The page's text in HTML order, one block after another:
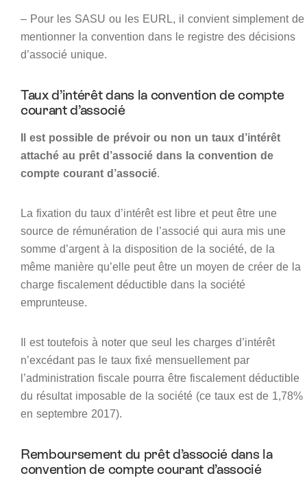
– Pour les SASU ou les EURL, il convient simplement de
mentionner la convention dans le registre des décisions
d’associé unique.
Taux d’intérêt dans la convention de compte
courant d’associé
Il est possible de prévoir ou non un taux d’intérêt
attaché au prêt d’associé dans la convention de
compte courant d’associé.
La fixation du taux d’intérêt est libre et peut être une
source de rémunération de l’associé qui aura mis une
somme d’argent à la disposition de la société, de la
même manière qu’elle peut être un moyen de créer de la
charge fiscalement déductible dans la société
emprunteuse.
Il est toutefois à noter que seul les charges d’intérêt
n’excédant pas le taux fixé mensuellement par
l’administration fiscale pourra être fiscalement déductible
du résultat imposable de la société (ce taux est de 1,78%
en septembre 2017).
Remboursement du prêt d’associé dans la
convention de compte courant d’associé